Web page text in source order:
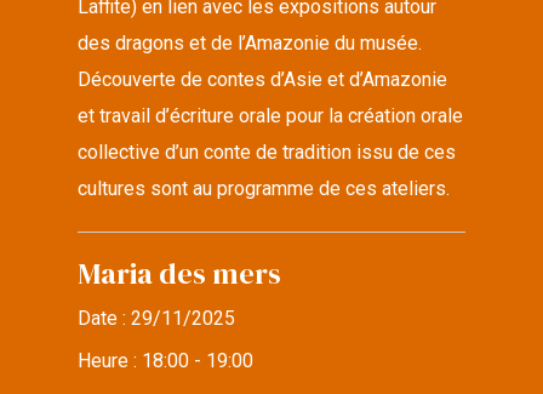
Laffite) en lien avec les expositions autour
des dragons et de l’Amazonie du musée.
Découverte de contes d’Asie et d’Amazonie
et travail d’écriture orale pour la création orale
collective d’un conte de tradition issu de ces
cultures sont au programme de ces ateliers.
Maria des mers
Date :29/11/2025
Heure : 18:00 - 19:00